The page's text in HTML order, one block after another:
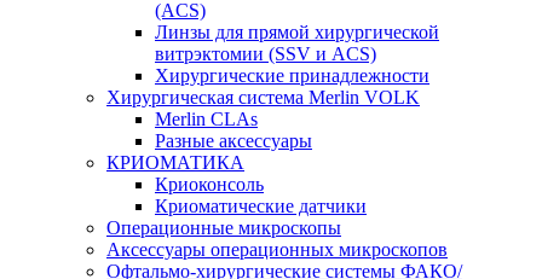
(ACS)
Линзы для прямой хирургической
витрэктомии (SSV и ACS)
Хирургические принадлежности
Хирургическая система Merlin VOLK
Merlin CLAs
Разные аксессуары
КРИОМАТИКА
Криоконсоль
Криоматические датчики
Операционные микроскопы
Аксессуары операционных микроскопов
Офтальмо-хирургические системы ФАКО/